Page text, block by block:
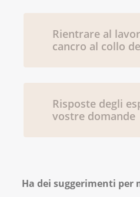
Rientrare al
cancro al collo
Risposte degli
vostre domande
Ha dei suggerimenti per